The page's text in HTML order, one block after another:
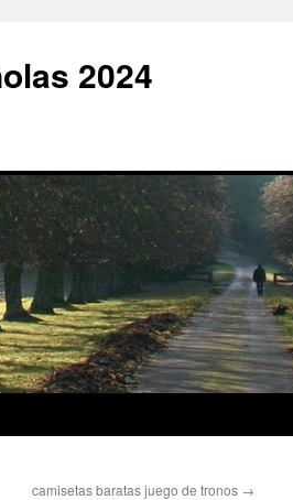
2024
camisetas baratas juego de tronos →